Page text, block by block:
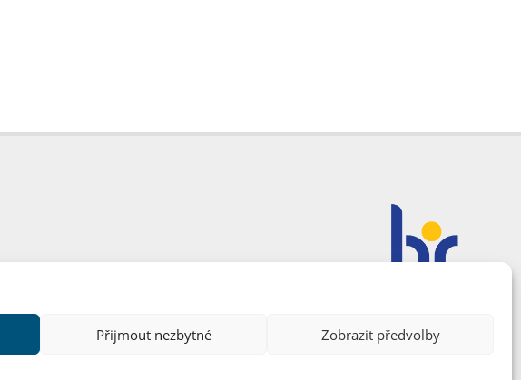
Přijmout nezbytné Zobrazit předvolby